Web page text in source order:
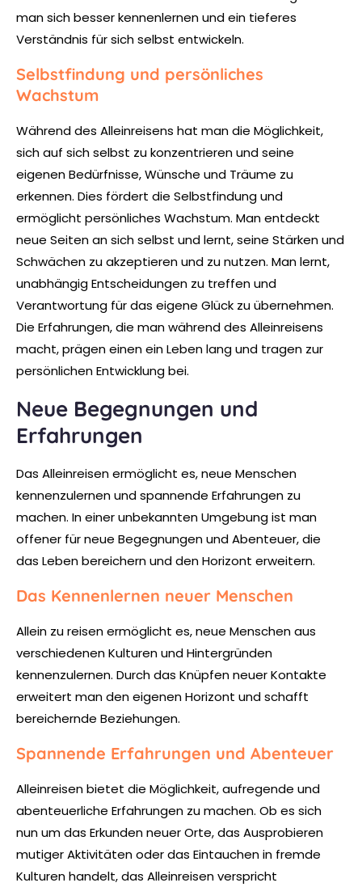
man sich besser kennenlernen und ein tieferes
Verständnis für sich selbst entwickeln.
Selbstfindung und persönliches
Wachstum
Während des Alleinreisens hat man die Möglichkeit,
sich auf sich selbst zu konzentrieren und seine
eigenen Bedürfnisse, Wünsche und Träume zu
erkennen. Dies fördert die Selbstfindung und
ermöglicht persönliches Wachstum. Man entdeckt
neue Seiten an sich selbst und lernt, seine Stärken und
Schwächen zu akzeptieren und zu nutzen. Man lernt,
unabhängig Entscheidungen zu treffen und
Verantwortung für das eigene Glück zu übernehmen.
Die Erfahrungen, die man während des Alleinreisens
macht, prägen einen ein Leben lang und tragen zur
persönlichen Entwicklung bei.
Neue Begegnungen und
Erfahrungen
Das Alleinreisen ermöglicht es, neue Menschen
kennenzulernen und spannende Erfahrungen zu
machen. In einer unbekannten Umgebung ist man
offener für neue Begegnungen und Abenteuer, die
das Leben bereichern und den Horizont erweitern.
Das Kennenlernen neuer Menschen
Allein zu reisen ermöglicht es, neue Menschen aus
verschiedenen Kulturen und Hintergründen
kennenzulernen. Durch das Knüpfen neuer Kontakte
erweitert man den eigenen Horizont und schafft
bereichernde Beziehungen.
Spannende Erfahrungen und Abenteuer
Alleinreisen bietet die Möglichkeit, aufregende und
abenteuerliche Erfahrungen zu machen. Ob es sich
nun um das Erkunden neuer Orte, das Ausprobieren
mutiger Aktivitäten oder das Eintauchen in fremde
Kulturen handelt, das Alleinreisen verspricht